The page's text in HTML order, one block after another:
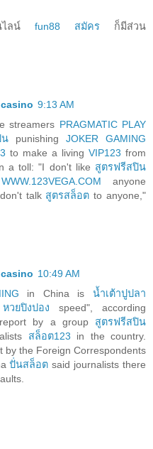
นไลน์ fun88 สมัคร ก็มีส่วน
9:13 AM
streamers PRAGMATIC PLAY
น punishing JOKER GAMING
to make a living VIP123 from
a toll: "I don't like สูตรฟรีสปิน
WWW.123VEGA.COM anyone
talk สูตรสล็อต to anyone,"
10:49 AM
in China isน้ำเต้าปูปลา
หวยปิงปอง speed", according
by a group สูตรฟรีสปิน
สล็อต123 in the country.
by the Foreign Correspondents
ปั่นสล็อต said journalists there